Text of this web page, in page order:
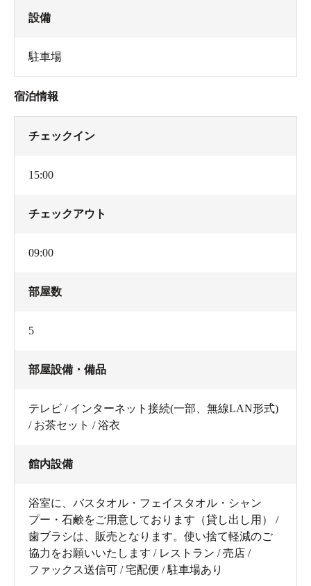
設備
駐車場
宿泊情報
チェックイン
15:00
チェックアウト
09:00
部屋数
5
部屋設備・備品
テレビ / インターネット接続(一部、無線LAN形式)
/ お茶セット / 浴衣
館内設備
浴室に、バスタオル・フェイスタオル・シャン
プー・石鹸をご用意しております（貸し出し用） /
歯ブラシは、販売となります。使い捨て軽減のご
協力をお願いいたします / レストラン / 売店 /
ファックス送信可 / 宅配便 / 駐車場あり